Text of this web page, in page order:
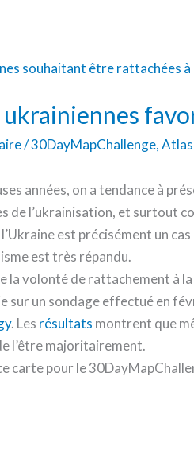
/30DayMapChallenge,
années, on a tendance à
de l’ukrainisation, et surtout
est précisément un
est très répandu.
la volonté de rattachement à
sur un sondage effectué en
. Les résultats montrent que
l’être majoritairement.
carte pour le